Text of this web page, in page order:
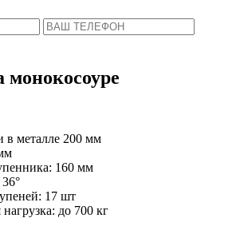
в металле 200 мм
160 мм
17 шт
до 700 кг